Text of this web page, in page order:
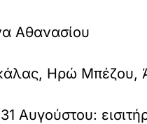
Αθανασίου
Ηρώ Μπέζου,
Αυγούστου: